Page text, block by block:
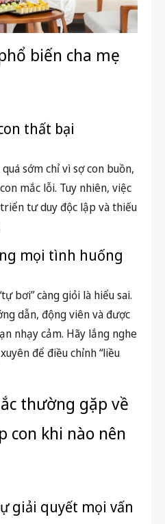
biến cha mẹ
thất bại
sớm chỉ vì sợ con buồn,
mắc lỗi. Tuy nhiên, việc
tư duy độc lập và thiếu
mọi tình huống
bơi” càng giỏi là hiểu sai.
dẫn, động viên và được
nhạy cảm. Hãy lắng nghe
để điều chỉnh “liều
thường gặp về
con khi nào nên
giải quyết mọi vấn